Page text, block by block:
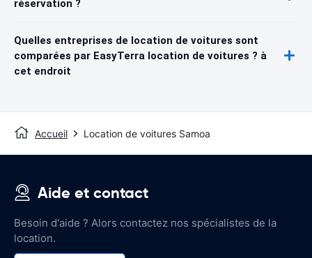
réservation ?
Quelles entreprises de location de voitures sont
comparées par EasyTerra location de voitures ? à
cet endroit
Accueil Location de voitures Samoa
Aide et contact
Besoin d'aide ? Alors contactez nos spécialistes de la
location.